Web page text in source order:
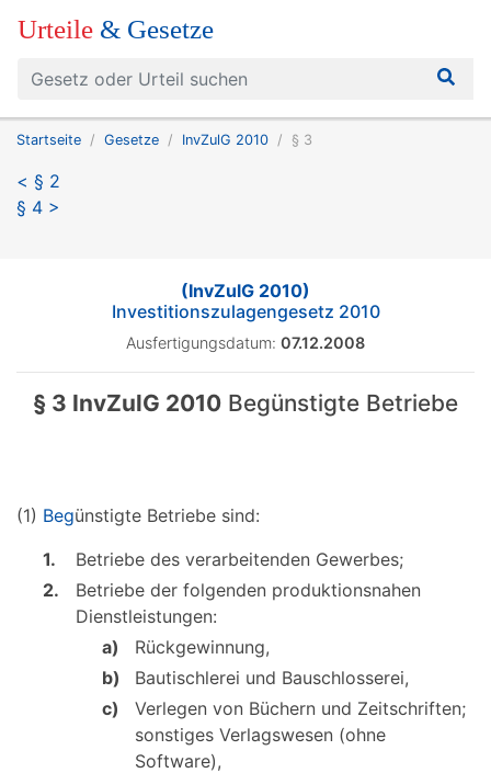
Urteile & Gesetze
Startseite Gesetze InvZulG 2010 § 3
< § 2
§ 4 >
(InvZulG 2010)
Investitionszulagengesetz 2010
Ausfertigungsdatum: 07.12.2008
§ 3 InvZulG 2010 Begünstigte Betriebe
(1) Begünstigte Betriebe sind:
1.
Betriebe des verarbeitenden Gewerbes;
2.
Betriebe der folgenden produktionsnahen
Dienstleistungen:
a)
Rückgewinnung,
b)
Bautischlerei und Bauschlosserei,
c)
Verlegen von Büchern und Zeitschriften;
sonstiges Verlagswesen (ohne
Software),